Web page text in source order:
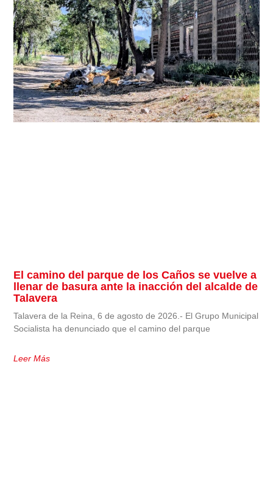
El camino del parque de los Caños se vuelve a
llenar de basura ante la inacción del alcalde de
Talavera
Talavera de la Reina, 6 de agosto de 2026.- El Grupo Municipal
Socialista ha denunciado que el camino del parque
Leer Más